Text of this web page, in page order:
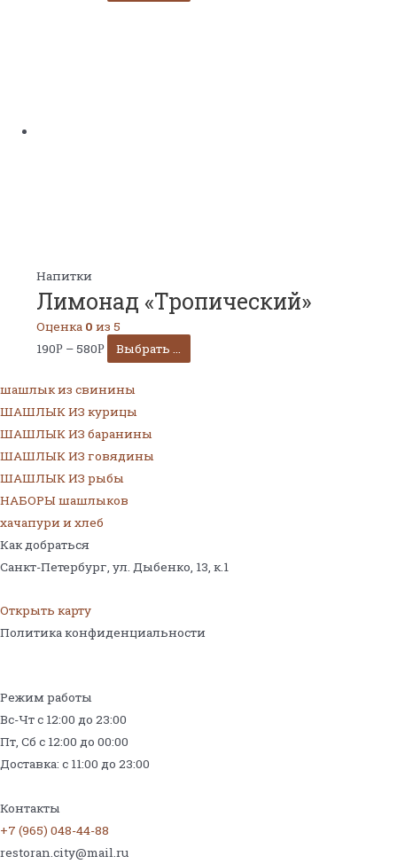
Напитки
Лимонад «Тропический»
Оценка 0 из 5
190Р – 580Р Выбрать ...
шашлык из свинины
ШАШЛЫК ИЗ курицы
ШАШЛЫК ИЗ баранины
ШАШЛЫК ИЗ говядины
ШАШЛЫК ИЗ рыбы
НАБОРЫ шашлыков
хачапури и хлеб
Как добраться
Санкт-Петербург, ул. Дыбенко, 13, к.1
Открыть карту
Политика конфиденциальности
Режим работы
Вс-Чт с 12:00 до 23:00
Пт, Сб с 12:00 до 00:00
Доставка: с 11:00 до 23:00
Контакты
+7 (965) 048-44-88
restoran.city@mail.ru